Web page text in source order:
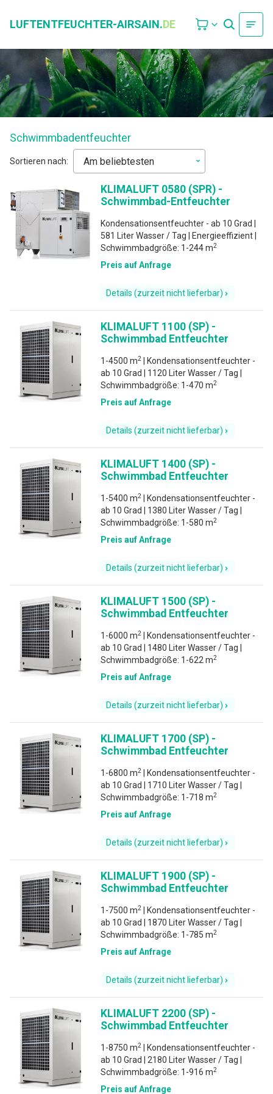
LUFTENTFEUCHTER-AIRSAIN.DE
Schwimmbadentfeuchter
Sortieren nach:
KLIMALUFT 0580 (SPR) -
Schwimmbad-Entfeuchter
Kondensationsentfeuchter - ab 10 Grad |
581 Liter Wasser / Tag | Energieeffizient |
Schwimmbadgröße: 1-244 m2
Preis auf Anfrage
Details (zurzeit nicht lieferbar)
KLIMALUFT 1100 (SP) -
Schwimmbad Entfeuchter
1-4500 m2
| Kondensationsentfeuchter -
ab 10 Grad | 1120 Liter Wasser / Tag |
Schwimmbadgröße: 1-470 m2
Preis auf Anfrage
Details (zurzeit nicht lieferbar)
KLIMALUFT 1400 (SP) -
Schwimmbad Entfeuchter
1-5400 m2
| Kondensationsentfeuchter -
ab 10 Grad | 1380 Liter Wasser / Tag |
Schwimmbadgröße: 1-580 m2
Preis auf Anfrage
Details (zurzeit nicht lieferbar)
KLIMALUFT 1500 (SP) -
Schwimmbad Entfeuchter
1-6000 m2
| Kondensationsentfeuchter -
ab 10 Grad | 1480 Liter Wasser / Tag |
Schwimmbadgröße: 1-622 m2
Preis auf Anfrage
Details (zurzeit nicht lieferbar)
KLIMALUFT 1700 (SP) -
Schwimmbad Entfeuchter
1-6800 m2
| Kondensationsentfeuchter -
ab 10 Grad | 1710 Liter Wasser / Tag |
Schwimmbadgröße: 1-718 m2
Preis auf Anfrage
Details (zurzeit nicht lieferbar)
KLIMALUFT 1900 (SP) -
Schwimmbad Entfeuchter
1-7500 m2
| Kondensationsentfeuchter -
ab 10 Grad | 1870 Liter Wasser / Tag |
Schwimmbadgröße: 1-785 m2
Preis auf Anfrage
Details (zurzeit nicht lieferbar)
KLIMALUFT 2200 (SP) -
Schwimmbad Entfeuchter
1-8750 m2
| Kondensationsentfeuchter -
ab 10 Grad | 2180 Liter Wasser / Tag |
Schwimmbadgröße: 1-916 m2
Preis auf Anfrage